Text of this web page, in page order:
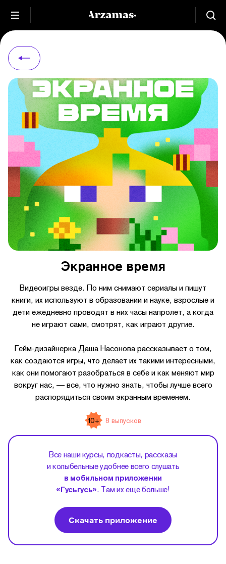
Экранное время
Видеоигры везде. По ним снимают сериалы и пишут
книги, их используют в образовании и науке, взрослые и
дети ежедневно проводят в них часы напролет, а когда
не играют сами, смотрят, как играют другие.
Гейм-дизайнерка Даша Насонова рассказывает о том,
как создаются игры, что делает их такими интересными,
как они помогают разобраться в себе и как меняют мир
вокруг нас, — все, что нужно знать, чтобы лучше всего
распорядиться своим экранным временем.
10+ 8 выпусков
Все наши курсы, подкасты, рассказы
и колыбельные удобнее всего слушать
в мобильном приложении
«Гусьгусь». Там их еще больше!
Скачать приложение